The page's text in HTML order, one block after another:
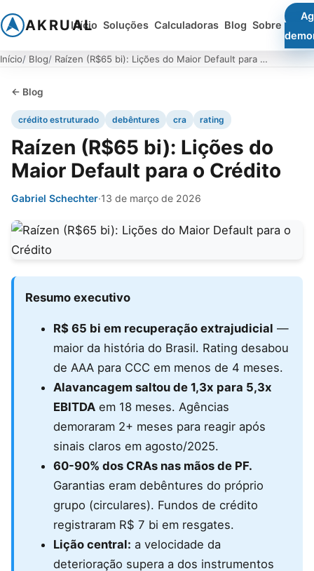
AKRUAL
Início Soluções Calculadoras Blog Sobre
Início Blog Raízen (R$65 bi): Lições do Maior Default para o Crédito
← Blog
crédito estruturado debêntures cra rating
Raízen (R$65 bi): Lições do
Maior Default para o Crédito
Gabriel Schechter·13 de março de 2026
Resumo executivo
R$ 65 bi em recuperação extrajudicial —
maior da história do Brasil. Rating desabou
de AAA para CCC em menos de 4 meses.
Alavancagem saltou de 1,3x para 5,3x
EBITDA em 18 meses. Agências
demoraram 2+ meses para reagir após
sinais claros em agosto/2025.
60-90% dos CRAs nas mãos de PF.
Garantias eram debêntures do próprio
grupo (circulares). Fundos de crédito
registraram R$ 7 bi em resgates.
Lição central: a velocidade da
deterioração supera a dos instrumentos